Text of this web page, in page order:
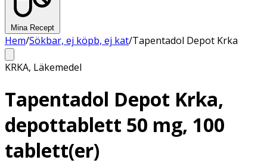
Mina Recept
Hem/Sökbar, ej köpb, ej kat/Tapentadol Depot Krka
KRKA, Läkemedel
Tapentadol Depot Krka,
depottablett 50 mg, 100
tablett(er)